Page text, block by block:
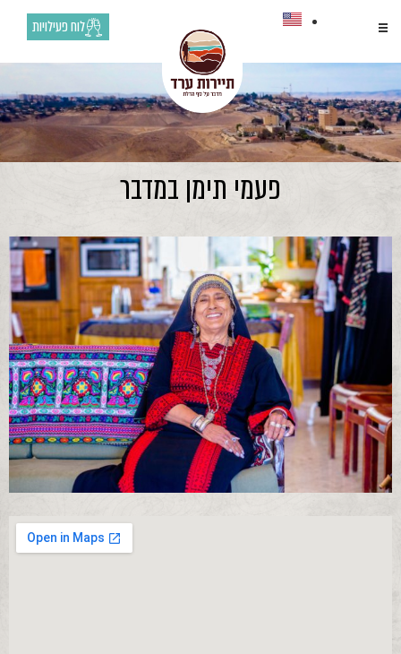
לוח פעילויות
פעמי תימן במדבר